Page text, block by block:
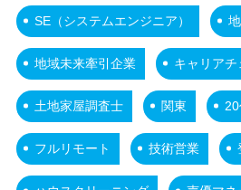
SE（システムエンジニア）
地域未来牽引企業 キャリアチ
土地家屋調査士 関東
フルリモート 技術営業